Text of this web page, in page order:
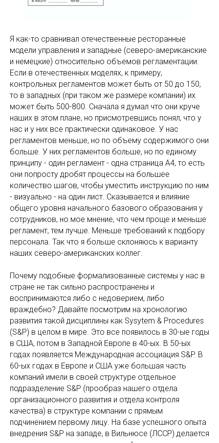
Я как-то сравнивал отечественные ресторанные
модели управления и западные (северо-американские
и немецкие) относительно объемов регламентации.
Если в отечественных моделях, к примеру,
контрольных регламентов может быть от 50 до 150,
то в западных (при таком же размере компании) их
может быть 500-800. Сначала я думал что они круче
наших в этом плане, но присмотревшись понял, что у
нас и у них все практически одинаковое. У нас
регламентов меньше, но по объему содержимого они
больше. У них регламентов больше, но по единому
принципу - один регламент - одна страница А4, то есть
они попросту дробят процессы на большее
количество шагов, чтобы уместить инструкцию по ним
- визуально - на один лист. Сказывается и влияние
общего уровня начального базового образования у
сотрудников, но мое мнение, что чем проще и меньше
регламент, тем лучше. Меньше требований к подбору
персонала. Так что я больше склоняюсь к варианту
наших северо-американских коллег.
Почему подобные формализованные системы у нас в
стране не так сильно распространены и
воспринимаются либо с недоверием, либо
враждебно? Давайте посмотрим на хронологию
развития такой дисциплины как Sysytem & Procedures
(S&P) в целом в мире. Это все появилось в 30-ые годы
в США, потом в Западной Европе в 40-ых. В 50-ых
годах появляется Международная ассоциация S&P. В
60-ых годах в Европе и США уже большая часть
компаний имели в своей структуре отдельное
подразделение S&P (прообраз нашего отдела
организационного развития и отдела контроля
качества) в структуре компании с прямым
подчинением первому лицу. На базе успешного опыта
внедрения S&P на западе, в Вильнюсе (ЛССР) делается